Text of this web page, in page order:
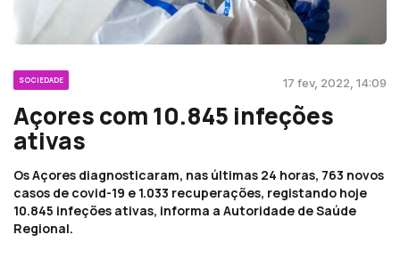
SOCIEDADE 17 fev, 2022, 14:09
Açores com 10.845 infeções
ativas
Os Açores diagnosticaram, nas últimas 24 horas, 763 novos
casos de covid-19 e 1.033 recuperações, registando hoje
10.845 infeções ativas, informa a Autoridade de Saúde
Regional.